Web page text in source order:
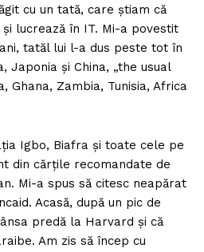
cu un tată, care știam că
lucrează în IT. Mi-a povestit
tatăl lui l-a dus peste tot în
Japonia și China, „the usual
Ghana, Zambia, Tunisia, Africa
Igbo, Biafra și toate cele pe
din cărțile recomandate de
Mi-a spus să citesc neapărat
Acasă, după un pic de
predă la Harvard și că
Am zis să încep cu